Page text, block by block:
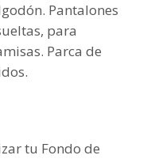
Pantalones
para
Parca de
tu Fondo de